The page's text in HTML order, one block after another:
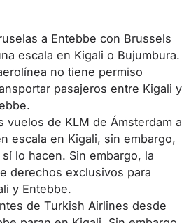
a Entebbe con Brussels
escala en Kigali o Bujumbura.
no tiene permiso
pasajeros entre Kigali y
vuelos de KLM de Ámsterdam a
escala en Kigali, sin embargo,
lo hacen. Sin embargo, la
derechos exclusivos para
y Entebbe.
de Turkish Airlines desde